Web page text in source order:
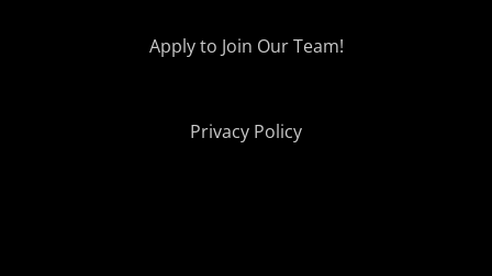
Apply to Join Our Team!
Privacy Policy